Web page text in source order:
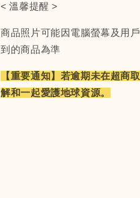
< 溫馨提醒 >
商品照片可能因電腦螢幕及用
到的商品為準
【重要通知】若逾期未在超商
解和一起愛護地球資源。